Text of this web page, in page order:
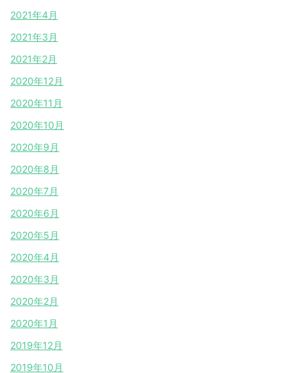
2021年4月
2021年3月
2021年2月
2020年12月
2020年11月
2020年10月
2020年9月
2020年8月
2020年7月
2020年6月
2020年5月
2020年4月
2020年3月
2020年2月
2020年1月
2019年12月
2019年10月